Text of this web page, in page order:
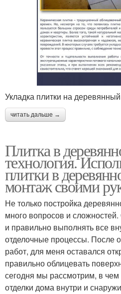
Укладка плитки на
читать дальше →
Плитка в
технология.
плитки в
монтаж своими
Не только постройка
много вопросов и
и правильно выполнять все
отделочные процессы. После
работ, для меня оставался
правильно облицевать
сегодня мы рассмотрим, в чем
отделки дома внутри и